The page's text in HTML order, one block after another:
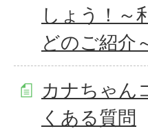
しょう！～
どのご紹介
カナちゃん
くある質問